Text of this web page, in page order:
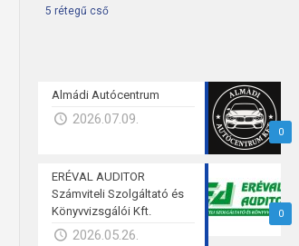
5 rétegű cső
0
Almádi Autócentrum
2026.07.09.
0
ERÉVAL AUDITOR
Számviteli Szolgáltató és
Könyvvizsgálói Kft.
2026.05.26.